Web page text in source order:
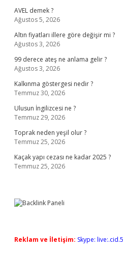
AVEL demek ?
Ağustos 5, 2026
Altın fiyatları illere göre değişir mi ?
Ağustos 3, 2026
99 derece ateş ne anlama gelir ?
Ağustos 3, 2026
Kalkınma göstergesi nedir ?
Temmuz 30, 2026
Ulusun İngilizcesi ne ?
Temmuz 29, 2026
Toprak neden yeşil olur ?
Temmuz 25, 2026
Kaçak yapı cezası ne kadar 2025 ?
Temmuz 25, 2026
Reklam ve İletişim: Skype: